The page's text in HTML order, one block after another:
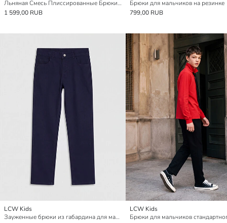
Льняная Смесь Плиссированные Брюки Для Мальчика
1 599,00 RUB
Брюки для мальчиков на резинке
799,00 RUB
LCW Kids
Зауженные брюки из габардина для мальчиков
LCW Kids
Брюки для мальчиков